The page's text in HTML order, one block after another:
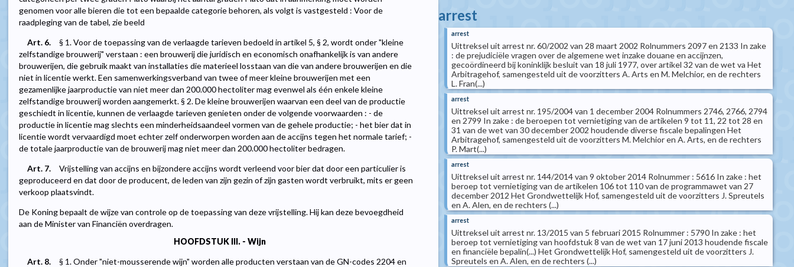
genomen voor alle bieren die tot een bepaalde categorie behoren, als volgt is vastgesteld : Voor de
raadpleging van de tabel, zie beeld
Art. 6.
§ 1. Voor de toepassing van de verlaagde tarieven bedoeld in artikel 5, § 2, wordt onder "kleine
zelfstandige brouwerij" verstaan : een brouwerij die juridisch en economisch onafhankelijk is van andere
brouwerijen, die gebruik maakt van installaties die materieel losstaan van die van andere brouwerijen en die
niet in licentie werkt. Een samenwerkingsverband van twee of meer kleine brouwerijen met een
gezamenlijke jaarproductie van niet meer dan 200.000 hectoliter mag evenwel als één enkele kleine
zelfstandige brouwerij worden aangemerkt. § 2. De kleine brouwerijen waarvan een deel van de productie
geschiedt in licentie, kunnen de verlaagde tarieven genieten onder de volgende voorwaarden : - de
productie in licentie mag slechts een minderheidsaandeel vormen van de gehele productie; - het bier dat in
licentie wordt vervaardigd moet echter zelf onderworpen worden aan de accijns tegen het normale tarief; -
de totale jaarproductie van de brouwerij mag niet meer dan 200.000 hectoliter bedragen.
Art. 7.
Vrijstelling van accijns en bijzondere accijns wordt verleend voor bier dat door een particulier is
geproduceerd en dat door de producent, de leden van zijn gezin of zijn gasten wordt verbruikt, mits er geen
verkoop plaatsvindt.
De Koning bepaalt de wijze van controle op de toepassing van deze vrijstelling. Hij kan deze bevoegdheid
aan de Minister van Financiën overdragen.
HOOFDSTUK III. - Wijn
Art. 8.
§ 1. Onder "niet-mousserende wijn" worden alle producten verstaan van de GN-codes 2204 en
arrest
arrest
Uittreksel uit arrest nr. 60/2002 van 28 maart 2002 Rolnummers 2097 en 2133 In zake
: de prejudiciële vragen over de algemene wet inzake douane en accijnzen,
gecoördineerd bij koninklijk besluit van 18 juli 1977, over artikel 32 van de wet va Het
Arbitragehof, samengesteld uit de voorzitters A. Arts en M. Melchior, en de rechters
L. Fran(...)
arrest
Uittreksel uit arrest nr. 195/2004 van 1 december 2004 Rolnummers 2746, 2766, 2794
en 2799 In zake : de beroepen tot vernietiging van de artikelen 9 tot 11, 22 tot 28 en
31 van de wet van 30 december 2002 houdende diverse fiscale bepalingen Het
Arbitragehof, samengesteld uit de voorzitters M. Melchior en A. Arts, en de rechters
P. Mart(...)
arrest
Uittreksel uit arrest nr. 144/2014 van 9 oktober 2014 Rolnummer : 5616 In zake : het
beroep tot vernietiging van de artikelen 106 tot 110 van de programmawet van 27
december 2012 Het Grondwettelijk Hof, samengesteld uit de voorzitters J. Spreutels
en A. Alen, en de rechters (...)
arrest
Uittreksel uit arrest nr. 13/2015 van 5 februari 2015 Rolnummer : 5790 In zake : het
beroep tot vernietiging van hoofdstuk 8 van de wet van 17 juni 2013 houdende fiscale
en financiële bepalin(...) Het Grondwettelijk Hof, samengesteld uit de voorzitters J.
Spreutels en A. Alen, en de rechters (...)